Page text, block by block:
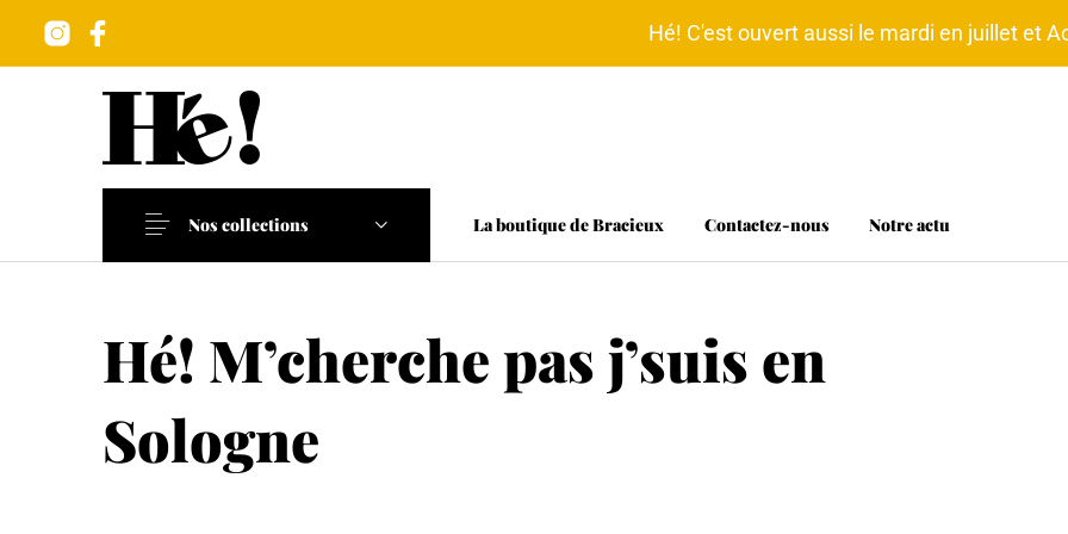
Hé! C'est ouvert aussi le mardi en juillet et
La boutique de Bracieux Contactez-nous Notre actu
Nos collections
Nouveaux produits Les accessoires A table! Tous en cuisine
Hé! M’cherche pas j’suis en
Sologne